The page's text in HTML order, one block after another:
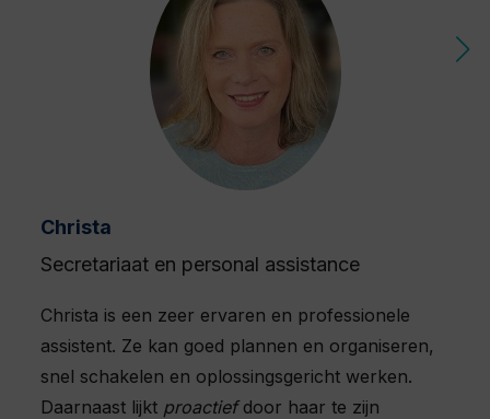
Christa
Secretariaat en personal assistance
Christa is een zeer ervaren en professionele
assistent. Ze kan goed plannen en organiseren,
snel schakelen en oplossingsgericht werken.
Daarnaast lijkt proactiefdoor haar te zijn